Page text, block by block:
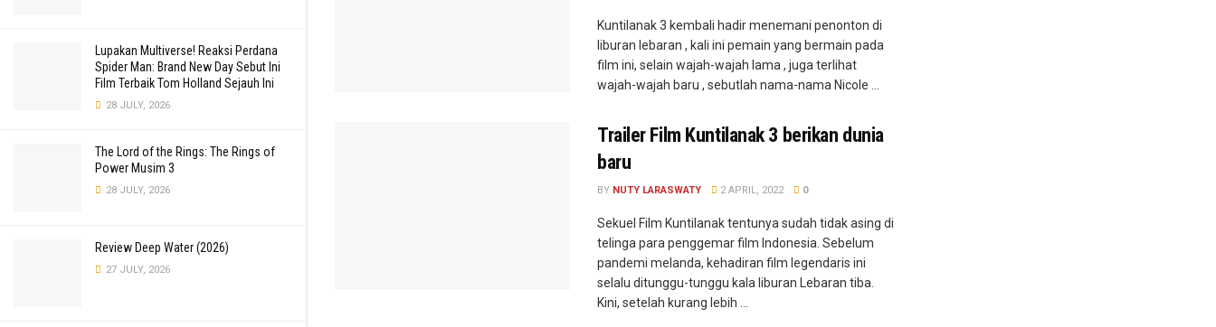
Lupakan Multiverse! Reaksi Perdana
Spider Man: Brand New Day Sebut Ini
Film Terbaik Tom Holland Sejauh Ini
28 JULY, 2026
The Lord of the Rings: The Rings of
Power Musim 3
28 JULY, 2026
Review Deep Water (2026)
27 JULY, 2026
Kuntilanak 3 kembali hadir menemani penonton di
liburan lebaran , kali ini pemain yang bermain pada
film ini, selain wajah-wajah lama , juga terlihat
wajah-wajah baru , sebutlah nama-nama Nicole ...
Trailer Film Kuntilanak 3 berikan dunia
baru
BY NUTY LARASWATY 2 APRIL, 2022 0
Sekuel Film Kuntilanak tentunya sudah tidak asing di
telinga para penggemar film Indonesia. Sebelum
pandemi melanda, kehadiran film legendaris ini
selalu ditunggu-tunggu kala liburan Lebaran tiba.
Kini, setelah kurang lebih ...